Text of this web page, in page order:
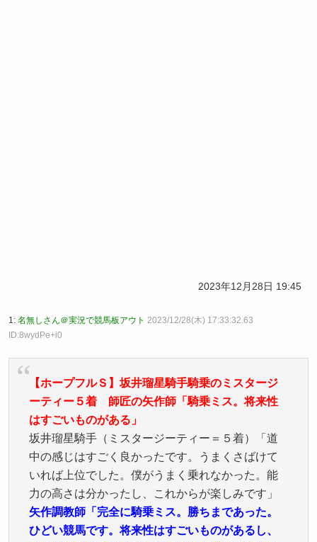
2023年12月28日 19:45
1: 名無しさん＠実況で競馬板アウト 2023/12/28(木) 17:33:32.63
ID:8wydPe+i0
【ホープフルＳ】坂井瑠星騎手騎乗のミスタージ
ーティー５着 師匠の矢作師「騎乗ミス。将来性
はすごいものがある」
坂井瑠星騎手（ミスタージーティー＝５着）「道
中の感じはすごく良かったです。うまくさばけて
いれば上位でした。僕がうまく乗れなかった。能
力の高さは分かったし、これからが楽しみです」
矢作調教師「完全に騎乗ミス。勝ちまであった。
ひどい競馬です。将来性はすごいものがあるし、